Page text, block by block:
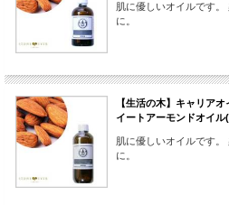
肌に優しいオイルです
に。
【生活の木】キャリア
イートアーモンドオイ
肌に優しいオイルです
に。